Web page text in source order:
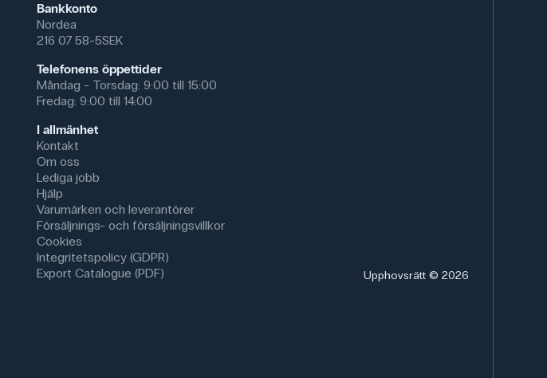
Bankkonto
Nordea
216 07 58-5SEK
Telefonens öppettider
Måndag - Torsdag: 9:00 till 15:00
Fredag: 9:00 till 14:00
I allmänhet
Kontakt
Om oss
Lediga jobb
Hjälp
Varumärken och leverantörer
Försäljnings- och försäljningsvillkor
Cookies
Integritetspolicy (GDPR)
Export Catalogue (PDF)
Upphovsrätt © 2026